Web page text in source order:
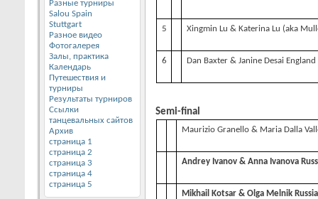
Разные турниры
Salou Spain
Stuttgart
Разное видео
Фотогалерея
Залы, практика
Календарь
Путешествия и
турниры
Результаты турниров
Ссылки
танцевальных сайтов
Архив
страница 1
страница 2
страница 3
страница 4
страница 5
5 Xingmin Lu & Katerina Lu (aka
6 Dan Baxter & Janine Desai England
Semi-final
Maurizio Granello & Maria Dalla
Andrey Ivanov & Anna Ivanova
Mikhail Kotsar & Olga Melnik Russia